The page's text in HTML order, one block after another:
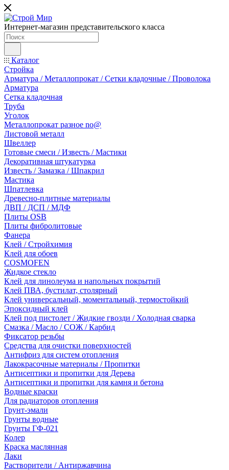
Интернет-магазин представительского класса
Каталог
Стройка
Арматура / Металлопрокат / Сетки кладочные / Проволока
Арматура
Сетка кладочная
Труба
Уголок
Металлопрокат разное no@
Листовой металл
Швеллер
Готовые смеси / Известь / Мастики
Декоративная штукатурка
Известь / Замазка / Шпакрил
Мастика
Шпатлевка
Древесно-плитные материалы
ДВП / ДСП / МДФ
Плиты OSB
Плиты фибролитовые
Фанера
Клей / Стройхимия
Клей для обоев
COSMOFEN
Жидкое стекло
Клей для линолеума и напольных покрытий
Клей ПВА, бустилат, столярный
Клей универсальный, моментальный, термостойкий
Эпоксидный клей
Клей под пистолет / Жидкие гвозди / Холодная сварка
Смазка / Масло / СОЖ / Карбид
Фиксатор резьбы
Средства для очистки поверхностей
Антифриз для систем отопления
Лакокрасочные материалы / Пропитки
Антисептики и пропитки для Дерева
Антисептики и пропитки для камня и бетона
Водные краски
Для радиаторов отопления
Грунт-эмали
Грунты водные
Грунты ГФ-021
Колер
Краска маслянная
Лаки
Растворители / Антиржавчина